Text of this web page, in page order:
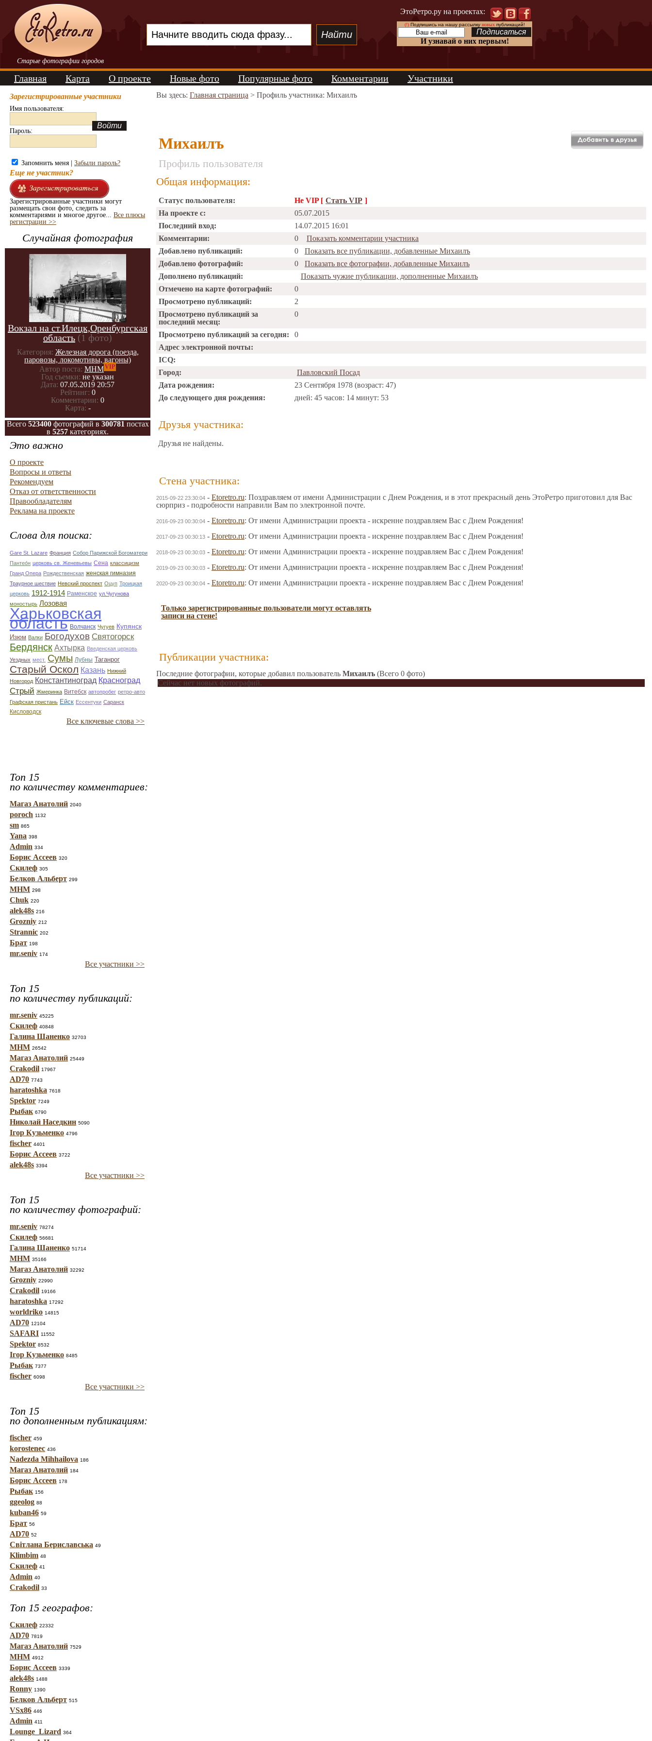
Старые фотографии городов
ЭтоРетро.ру на проектах:
(!)Подпишись на нашу рассылку новыхпубликаций!
И узнавай о них первым!
Главная Карта О проекте Новые фото Популярные фото Комментарии Участники
Зарегистрированные участники
Имя пользователя:
Пароль:
Запомнить меня | Забыли пароль?
Еще не участник?
Зарегистрированные участники могут
размещать свои фото, следить за
комментариями и многое другое... Все плюсы
регистрации >>
Случайная фотография
Вокзал на ст.Илецк,Оренбургская
область (1 фото)
Категория: Железная дорога (поезда,
паровозы, локомотивы, вагоны)
Автор поста: МНМVIP
Год съемки: не указан
Дата: 07.05.2019 20:57
Рейтинг: 0
Комментарии: 0
Карта: -
Всего 523400фотографий в 300781 постах
в 5257 категориях.
Это важно
О проекте
Вопросы и ответы
Рекомендуем
Отказ от ответственности
Правообладателям
Реклама на проекте
Слова для поиска:
Gare St. Lazare Франция Собор Парижской Богоматери
Пантео́н церковь св. Женевьевы Сена классицизм
Гранд Опера Рождественская женская гимназия
Траурное шествие Невский проспект Оцуп Троицкая
церковь 1912-1914 Раменское ул.Чугунова
моностырь Лозовая
Харьковская
область Волчанск Чугуев Купянск
Изюм Валки Богодухов Святогорск
Бердянск Ахтырка Введенская церковь
Уездных мест. Сумы Лубны Таганрог
Старый Оскол Казань Нижний
Новгород Константиноград Красноград
Стрый Жмеринка Витебск автопробег ретро-авто
Графская пристань Ейск Ессентуки Саранск
Кисловодск
Все ключевые слова >>
Топ 15
по количеству комментариев:
Магаз Анатолий 2040
poroch 1132
sm 865
Yana 398
Admin 334
Борис Ассеев 320
Скилеф 305
Белков Альберт 299
МНМ 298
Chuk 220
alek48s 216
Grozniy 212
Strannic 202
Брат 198
mr.seniv 174
Все участники >>
Топ 15
по количеству публикаций:
mr.seniv 45225
Скилеф 40848
Галина Шаненко 32703
МНМ 26542
Магаз Анатолий 25449
Crakodil 17967
AD70 7743
haratoshka 7618
Spektor 7249
Рыбак 6790
Николай Наседкин 5090
Ігор Кузьменко 4796
fischer 4401
Борис Ассеев 3722
alek48s 3394
Все участники >>
Топ 15
по количеству фотографий:
mr.seniv 78274
Скилеф 56681
Галина Шаненко 51714
МНМ 35166
Магаз Анатолий 32292
Grozniy 22990
Crakodil 19166
haratoshka 17292
worldriko 14815
AD70 12104
SAFARI 11552
Spektor 8532
Ігор Кузьменко 8485
Рыбак 7377
fischer 6098
Все участники >>
Топ 15
по дополненным публикациям:
fischer 459
korostenec 436
Nadezda Mihhailova 186
Магаз Анатолий 184
Борис Ассеев 178
Рыбак 156
ggeolog 88
kuban46 59
Брат 56
AD70 52
Світлана Бериславська 49
Klimbim 48
Скилеф 41
Admin 40
Crakodil 33
Топ 15 географов:
Скилеф 22332
AD70 7819
Магаз Анатолий 7529
МНМ 4912
Борис Ассеев 3339
alek48s 1488
Ronny 1390
Белков Альберт 515
VSx86 446
Admin 411
Lounge_Lizard 364
Вы здесь: Главная страница > Профиль участника: Михаилъ
Михаилъ
Профиль пользователя
Общая информация:
Статус пользователя: Не VIP [ Стать VIP ]
На проекте с:
05.07.2015
Последний вход:
14.07.2015 16:01
Комментарии:
0
Показать комментарии участника
Добавлено публикаций:
0
Показать все публикации, добавленные Михаилъ
Добавлено фотографий:
0
Показать все фотографии, добавленные Михаилъ
Дополнено публикаций:
Показать чужие публикации, дополненные Михаилъ
Отмечено на карте фотографий:
0
Просмотрено публикаций:
2
Просмотрено публикаций за
последний месяц:
0
Просмотрено публикаций за сегодня:
0
Адрес электронной почты:
ICQ:
Город:
Павловский Посад
Дата рождения:
23 Сентября 1978 (возраст: 47)
До следующего дня рождения:
дней: 45 часов: 14 минут: 53
Друзья участника:
Друзья не найдены.
Стена участника:
2015-09-22 23:30:04 - Etoretro.ru: Поздравляем от имени Администрации с Днем Рождения, и в этот прекрасный день ЭтоРетро приготовил для Вас
сюрприз - подробности направили Вам по электронной почте.
2016-09-23 00:30:04 - Etoretro.ru: От имени Администрации проекта - искренне поздравляем Вас с Днем Рождения!
2017-09-23 00:30:13 - Etoretro.ru: От имени Администрации проекта - искренне поздравляем Вас с Днем Рождения!
2018-09-23 00:30:03 - Etoretro.ru: От имени Администрации проекта - искренне поздравляем Вас с Днем Рождения!
2019-09-23 00:30:03 - Etoretro.ru: От имени Администрации проекта - искренне поздравляем Вас с Днем Рождения!
2020-09-23 00:30:04 - Etoretro.ru: От имени Администрации проекта - искренне поздравляем Вас с Днем Рождения!
Только зарегистрированные пользователи могут оставлять
записи на стене!
Публикации участника:
Последние фотографии, которые добавил пользователь Михаилъ (Всего 0 фото)
Сейчас нет новых фотографий.